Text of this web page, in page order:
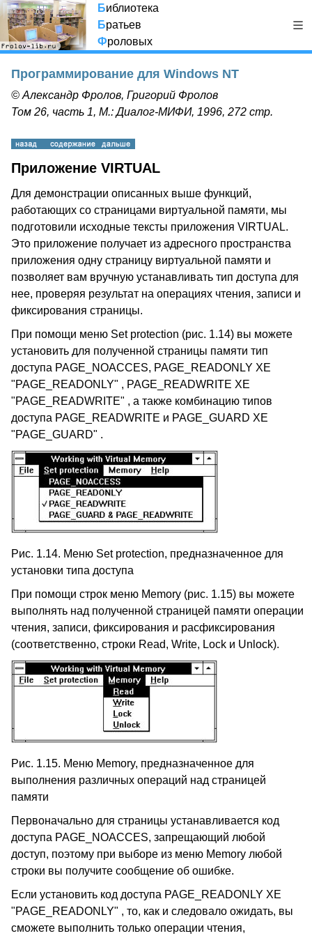
Библиотека
Братьев
Фроловых
Программирование для Windows NT
© Александр Фролов, Григорий Фролов
Том 26, часть 1, М.: Диалог-МИФИ, 1996, 272 стр.
Приложение VIRTUAL
Для демонстрации описанных выше функций,
работающих со страницами виртуальной памяти, мы
подготовили исходные тексты приложения VIRTUAL.
Это приложение получает из адресного пространства
приложения одну страницу виртуальной памяти и
позволяет вам вручную устанавливать тип доступа для
нее, проверяя результат на операциях чтения, записи и
фиксирования страницы.
При помощи меню Set protection (рис. 1.14) вы можете
установить для полученной страницы памяти тип
доступа PAGE_NOACCES, PAGE_READONLY XE
"PAGE_READONLY" , PAGE_READWRITE XE
"PAGE_READWRITE" , а также комбинацию типов
доступа PAGE_READWRITE и PAGE_GUARD XE
"PAGE_GUARD" .
Рис. 1.14. Меню Set protection, предназначенное для
установки типа доступа
При помощи строк меню Memory (рис. 1.15) вы можете
выполнять над полученной страницей памяти операции
чтения, записи, фиксирования и расфиксирования
(соответственно, строки Read, Write, Lock и Unlock).
Рис. 1.15. Меню Memory, предназначенное для
выполнения различных операций над страницей
памяти
Первоначально для страницы устанавливается код
доступа PAGE_NOACCES, запрещающий любой
доступ, поэтому при выборе из меню Memory любой
строки вы получите сообщение об ошибке.
Если установить код доступа PAGE_READONLY XE
"PAGE_READONLY" , то, как и следовало ожидать, вы
сможете выполнить только операции чтения,